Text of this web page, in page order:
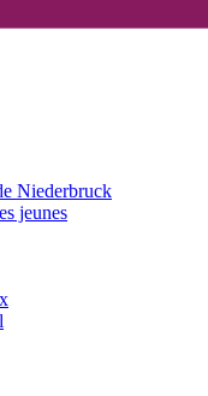
Niederbruck
jeunes